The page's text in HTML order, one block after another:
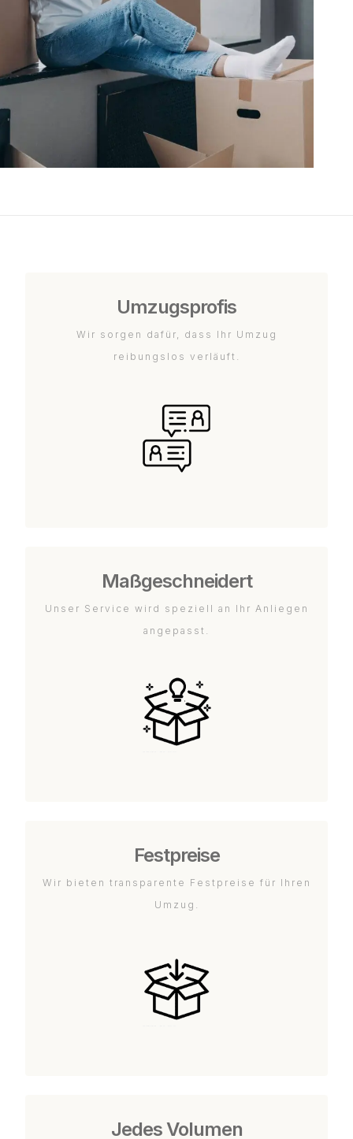
Umzugsprofis
Wir sorgen dafür, dass Ihr Umzug
reibungslos verläuft.
Maßgeschneidert
Unser Service wird speziell an Ihr Anliegen
angepasst.
Festpreise
Wir bieten transparente Festpreise für Ihren
Umzug.
Jedes Volumen